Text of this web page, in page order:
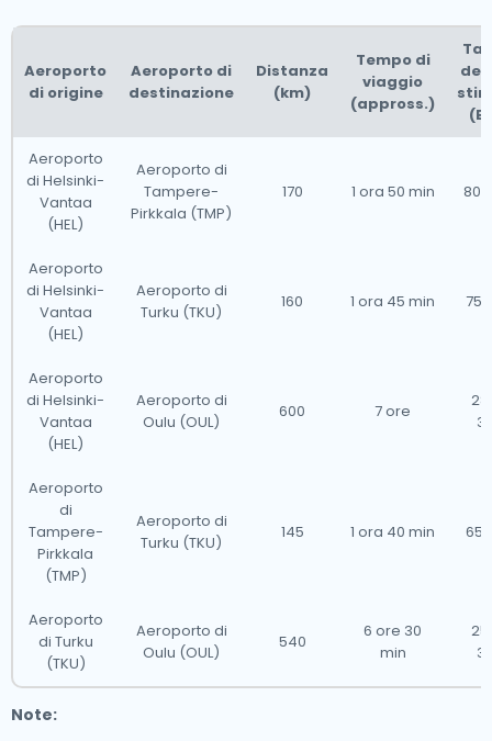
Aeroporto
di origine
Aeroporto di
destinazione
Distanza
(km)
Tempo di
viaggio
(appross.)
del
Aeroporto
di Helsinki-
Vantaa
(HEL)
Aeroporto di
Tampere-
Pirkkala (TMP)
170 1 ora 50 min 80
Aeroporto
di Helsinki-
Vantaa
(HEL)
Aeroporto di
Turku (TKU)
160 1 ora 45 min 75 -
Aeroporto
di Helsinki-
Vantaa
(HEL)
Aeroporto di
Oulu (OUL)
600 7 ore
Aeroporto
di
Tampere-
Pirkkala
(TMP)
Aeroporto di
Turku (TKU)
145 1 ora 40 min 65
Aeroporto
di Turku
(TKU)
Aeroporto di
Oulu (OUL)
540
6 ore 30
min
Note: